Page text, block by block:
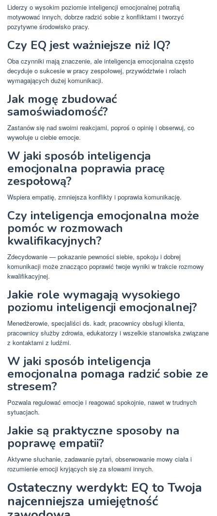
Liderzy o wysokim poziomie inteligencji emocjonalnej potrafią
motywować innych, dobrze radzić sobie z konfliktami i tworzyć
pozytywne środowisko pracy.
Czy EQ jest ważniejsze niż IQ?
Oba czynniki mają znaczenie, ale inteligencja emocjonalna często
decyduje o sukcesie w pracy zespołowej, przywództwie i rolach
wymagających dużej komunikacji.
Jak mogę zbudować
samoświadomość?
Zastanów się nad swoimi reakcjami, poproś o opinię i obserwuj, co
wywołuje u ciebie emocje.
W jaki sposób inteligencja
emocjonalna poprawia pracę
zespołową?
Wspiera empatię, zmniejsza konflikty i poprawia komunikację.
Czy inteligencja emocjonalna może
pomóc w rozmowach
kwalifikacyjnych?
Zdecydowanie — pokazanie pewności siebie, spokoju i dobrej
komunikacji może znacząco poprawić twoje wyniki w trakcie rozmowy
kwalifikacyjnej.
Jakie role wymagają wysokiego
poziomu inteligencji emocjonalnej?
Menedżerowie, specjaliści ds. kadr, pracownicy obsługi klienta,
pracownicy służby zdrowia, edukatorzy i wszelkie stanowiska związane
z kontaktami z ludźmi.
W jaki sposób inteligencja
emocjonalna pomaga radzić sobie ze
stresem?
Pozwala regulować emocje i reagować spokojnie, nawet w trudnych
sytuacjach.
Jakie są praktyczne sposoby na
poprawę empatii?
Aktywne słuchanie, zadawanie pytań, obserwowanie mowy ciała i
rozumienie emocji kryjących się za słowami innych.
Ostateczny werdykt: EQ to Twoja
najcenniejsza umiejętność